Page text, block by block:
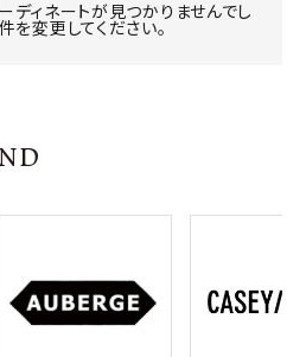
ィネートが見つかりませんでし
を変更してください。